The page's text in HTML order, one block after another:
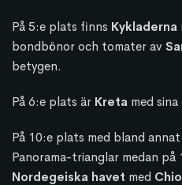
På 5:e plats finns Kykladerna
bondbönor och tomater av
betygen.
På 6:e plats är Kreta med
På 10:e plats med bland
Panorama-trianglar medan
Nordegeiska havet med